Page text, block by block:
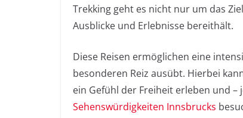
Trekking geht es nicht nur um das
Ausblicke und Erlebnisse bereithält.
Diese Reisen ermöglichen eine
besonderen Reiz ausübt. Hierbei
ein Gefühl der Freiheit erleben und –
Sehenswürdigkeiten Innsbrucks